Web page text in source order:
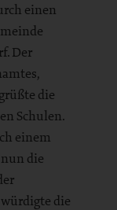
einen
Der
die
Schulen.
einem
die
die